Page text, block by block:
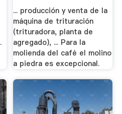
... producción y venta de la
máquina de trituración
(trituradora, planta de
agregado), ... Para la
molienda del café el molino
a piedra es excepcional.